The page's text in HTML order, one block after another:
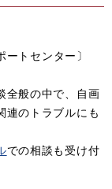
トセンター〕
全般の中で、自画
連のトラブルにも
での相談も受け付